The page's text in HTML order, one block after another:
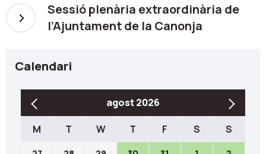
Sessió plenària extraordinària de
l’Ajuntament de la Canonja
Calendari
agost 2026
M T W T F S S